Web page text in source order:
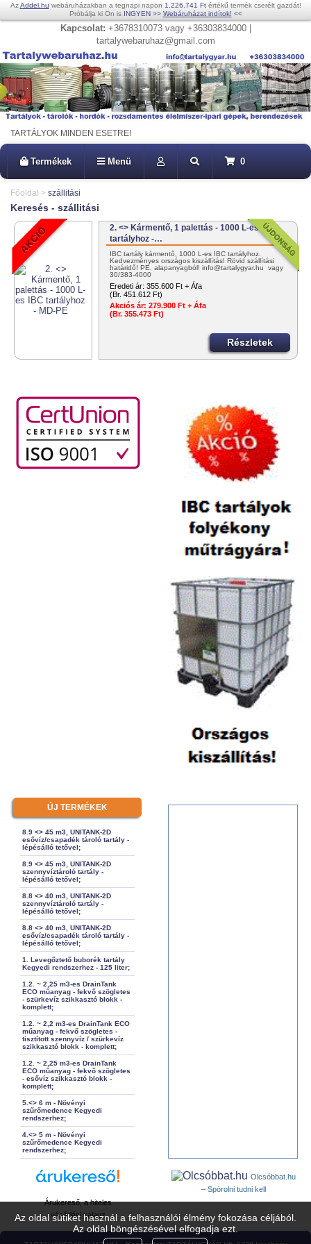
Az oldal sütiket használ a felhasználói élmény fokozása céljából.
Az oldal böngészésével elfogadja ezt.
AzAddel.hu webáruházakban a tegnapi napon 1.226.741 Ftértékű termék cserélt gazdát!
Próbálja ki Ön is INGYEN >> Webáruházat indítok! <<
Kapcsolat: +3678310073 vagy +36303834000 |
tartalywebaruhaz@gmail.com
TARTÁLYOK MINDEN ESETRE!
Termékek Menü 0
Főoldal > szállitási
Keresés - szállitási
2. <> Kármentő, 1 palettás - 1000 L-es IBC
tartályhoz -…
IBC tartály kármentő, 1000 L-es IBC tartályhoz.
Kedvezményes országos kiszállítás! Rövid szállítási
határidő! PE. alapanyagból! info@tartalygyar.hu vagy
30/383-4000
Eredeti ár: 355.600 Ft + Áfa
(Br. 451.612 Ft)
Akciós ár: 279.900 Ft + Áfa
(Br. 355.473 Ft)
Részletek
ÚJ TERMÉKEK
8.9 <> 45 m3, UNITANK-2D
esővíz/csapadék tároló tartály -
lépésálló tetővel;
8.9 <> 45 m3, UNITANK-2D
szennyvíztároló tartály -
lépésálló tetővel;
8.8 <> 40 m3, UNITANK-2D
szennyvíztároló tartály -
lépésálló tetővel;
8.8 <> 40 m3, UNITANK-2D
esővíz/csapadék tároló tartály -
lépésálló tetővel;
1. Levegőztető buborék tartály
Kegyedi rendszerhez - 125 liter;
1.2. ~ 2,25 m3-es DrainTank
ECO műanyag - fekvő szögletes
- szürkevíz szikkasztó blokk -
komplett;
1.2. ~ 2,2 m3-es DrainTank ECO
műanyag - fekvő szögletes -
tisztított szennyvíz / szürkevíz
szikkasztó blokk - komplett;
1.2. ~ 2,25 m3-es DrainTank
ECO műanyag - fekvő szögletes
- esővíz szikkasztó blokk -
komplett;
5.<> 6 m - Növényi
szűrőmedence Kegyedi
rendszerhez;
4.<> 5 m - Növényi
szűrőmedence Kegyedi
rendszerhez;
Árukereső, a hiteles
vásárlási kalauz
Olcsóbbat.hu
– Spórolni tudni kell